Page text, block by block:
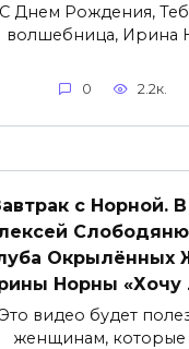
С Днем Рождения,
волшебница, Ирина
0 2.2к.
с Норной. В
Окрылённых
Норны «Хочу
Это видео будет
женщинам, которые